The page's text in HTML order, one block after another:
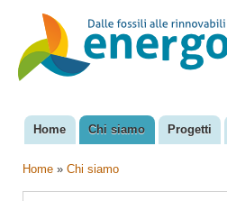
EnergoClub
per la
riconversione
del sistema
Menu principale
Home Chi siamo Progetti
Home » Chi siamo